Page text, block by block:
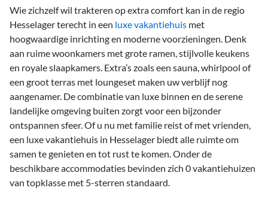
Wie zichzelf wil trakteren op extra comfort kan in de regio
Hesselager terecht in een luxe vakantiehuis met
hoogwaardige inrichting en moderne voorzieningen. Denk
aan ruime woonkamers met grote ramen, stijlvolle keukens
en royale slaapkamers. Extra’s zoals een sauna, whirlpool of
een groot terras met loungeset maken uw verblijf nog
aangenamer. De combinatie van luxe binnen en de serene
landelijke omgeving buiten zorgt voor een bijzonder
ontspannen sfeer. Of u nu met familie reist of met vrienden,
een luxe vakantiehuis in Hesselager biedt alle ruimte om
samen te genieten en tot rust te komen. Onder de
beschikbare accommodaties bevinden zich 0 vakantiehuizen
van topklasse met 5-sterren standaard.